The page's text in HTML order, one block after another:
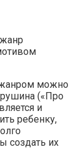
жанром можно
(«Про
и
ребенку,
создать их